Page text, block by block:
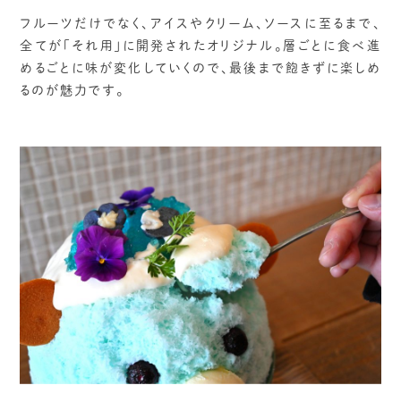
フルーツだけでなく、アイスやクリーム、ソースに至るまで、
全てが「それ用」に開発されたオリジナル。層ごとに食べ進
めるごとに味が変化していくので、最後まで飽きずに楽しめ
るのが魅力です。